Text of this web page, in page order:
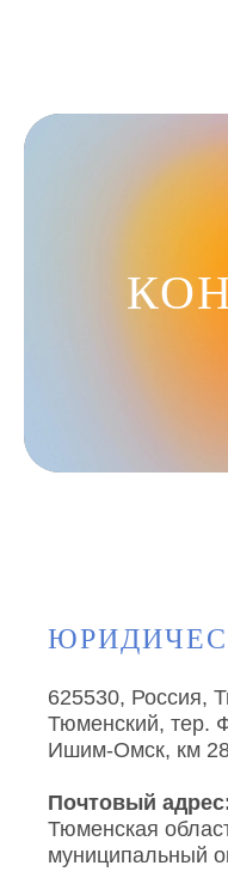
625530, Россия,
Тюменский, тер.
Ишим-Омск, км
Почтовый
Тюменская
муниципальный